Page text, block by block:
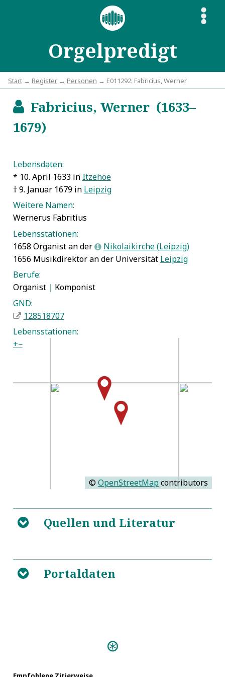
Orgelpredigt
S
Start → Register → Personen → E011292: Fabricius, Werner
bFabricius, Werner (1633–
1679)
Lebensdaten:
* 10. April 1633 in Itzehoe
† 9. Januar 1679 in Leipzig
Weitere Namen:
Wernerus Fabritius
Lebensstationen:
1658 Organist an der L Nikolaikirche (Leipzig)
1656 Musikdirektor an der Universität Leipzig
Berufe:
Organist | Komponist
GND:
128518707
Lebensstationen:
+−
©OpenStreetMap contributors
B Quellen und Literatur
B Portaldaten
Das Gott=Lob=Schallende